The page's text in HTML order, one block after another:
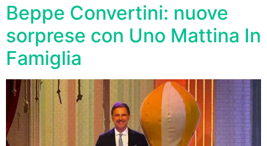
Beppe Convertini: nuove
sorprese con Uno Mattina In
Famiglia